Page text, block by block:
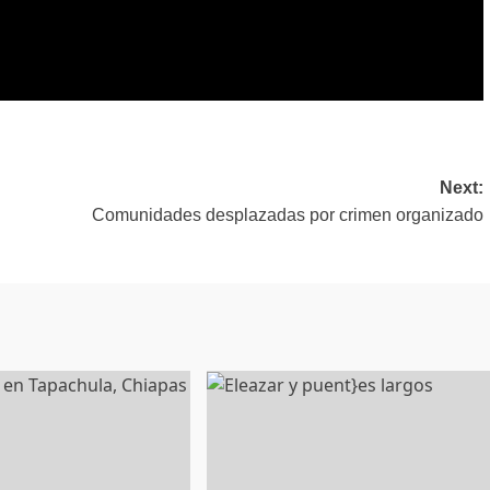
Next:
Comunidades desplazadas por crimen organizado